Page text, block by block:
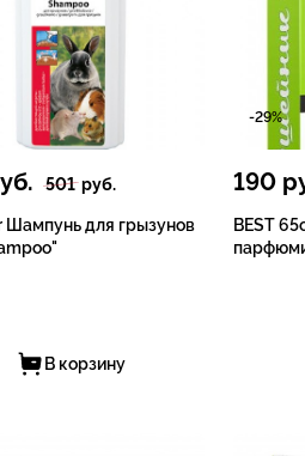
501руб.
Шампунь для грызунов
В корзину
-29%
190
BEST